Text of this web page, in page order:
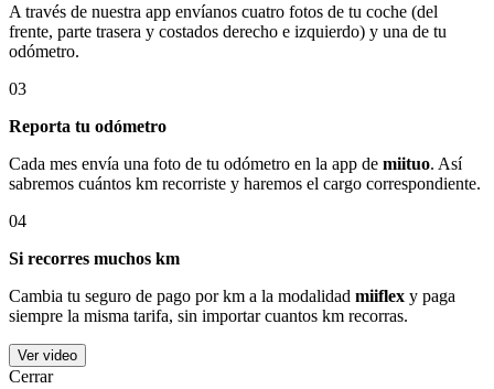
A través de nuestra app envíanos cuatro fotos de tu coche (del
frente, parte trasera y costados derecho e izquierdo) y una de tu
odómetro.
03
Reporta tu odómetro
Cada mes envía una foto de tu odómetro en la app de miituo. Así
sabremos cuántos km recorriste y haremos el cargo correspondiente.
04
Si recorres muchos km
Cambia tu seguro de pago por km a la modalidad miiflex y paga
siempre la misma tarifa, sin importar cuantos km recorras.
Ver video
Cerrar